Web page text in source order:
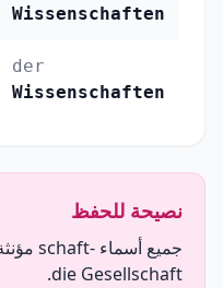
Wissenschaften
der
Wissenschaften
نصيحة للحفظ
die Gesellschaft.